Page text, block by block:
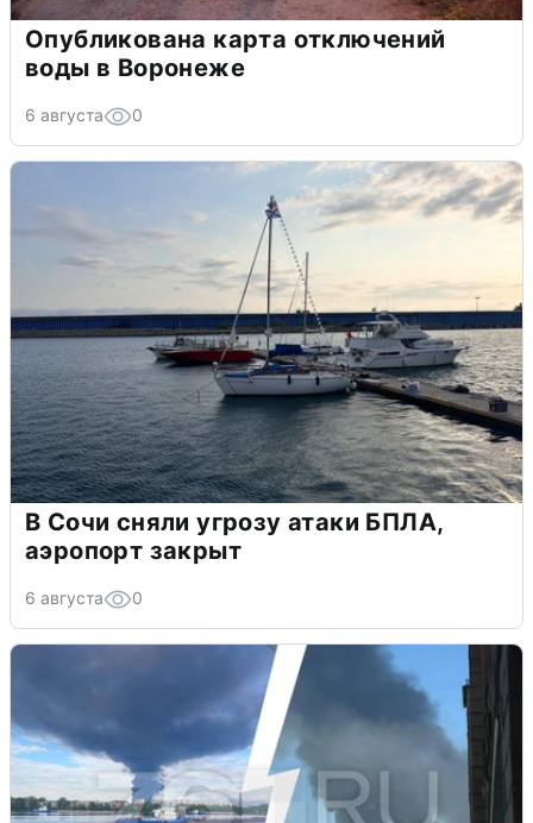
Опубликована карта отключений
воды в Воронеже
6 августа 0
В Сочи сняли угрозу атаки БПЛА,
аэропорт закрыт
6 августа 0